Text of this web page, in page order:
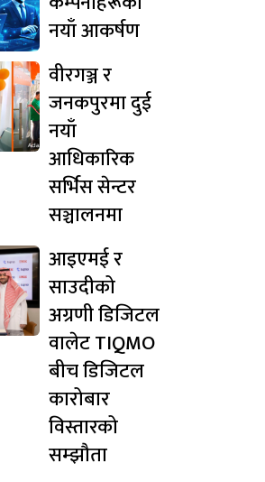
नयाँ आकर्षण
वीरगञ्ज र
जनकपुरमा दुई
नयाँ
आधिकारिक
सर्भिस सेन्टर
सञ्चालनमा
आइएमई र
साउदीको
अग्रणी डिजिटल
वालेट TIQMO
बीच डिजिटल
कारोबार
विस्तारको
सम्झौता